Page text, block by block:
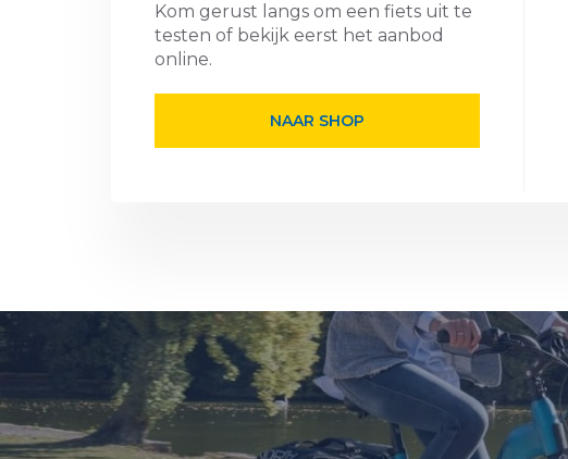
Kom gerust langs om een fiets uit te
testen of bekijk eerst het aanbod
online.
NAAR SHOP